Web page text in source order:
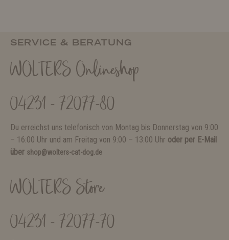
SERVICE & BERATUNG
WOLTERS Onlineshop
04231 - 72077-80
Du erreichst uns telefonisch von Montag bis Donnerstag von 9:00
– 16:00 Uhr und am Freitag von 9:00 – 13:00 Uhr oder per E-Mail
über shop@wolters-cat-dog.de
WOLTERS Store
04231 - 72077-70